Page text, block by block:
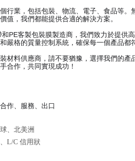
行業，包括包裝、物流、電子、食品等。
值，我們都能提供合適的解決方案。
PE客製包裝膜製造商，我們致力於提供
嚴格的質量控制系統，確保每一個產品都
材料供應商，請不要猶豫，選擇我們的產
合作，共同實現成功！
作、服務、出口
、北美洲
L/C 信用狀